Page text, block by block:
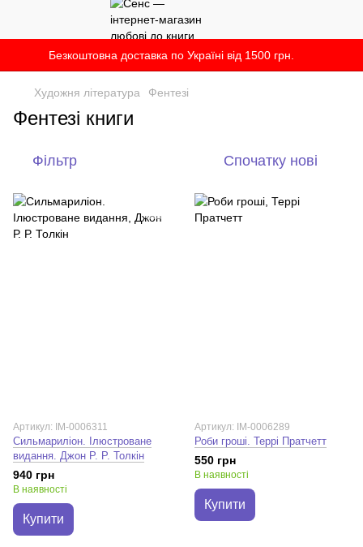
Безкоштовна доставка по Україні від 1500 грн.
Художня література Фентезі
Фентезі книги
Фільтр Спочатку нові
Артикул: IM-0006311
Сильмариліон. Ілюстроване
видання. Джон Р. Р. Толкін
940 грн
В наявності
Купити
Артикул: IM-0006289
Роби гроші. Террі Пратчетт
550 грн
В наявності
Купити